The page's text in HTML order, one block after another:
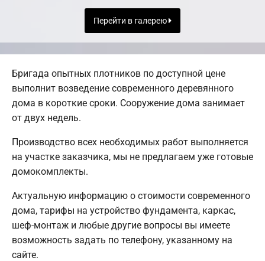
Перейти в галерею
Бригада опытных плотников по доступной цене
выполнит возведение современного деревянного
дома в короткие сроки. Сооружение дома занимает
от двух недель.
Производство всех необходимых работ выполняется
на участке заказчика, мы не предлагаем уже готовые
домокомплекты.
Актуальную информацию о стоимости современного
дома, тарифы на устройство фундамента, каркас,
шеф-монтаж и любые другие вопросы вы имеете
возможность задать по телефону, указанному на
сайте.